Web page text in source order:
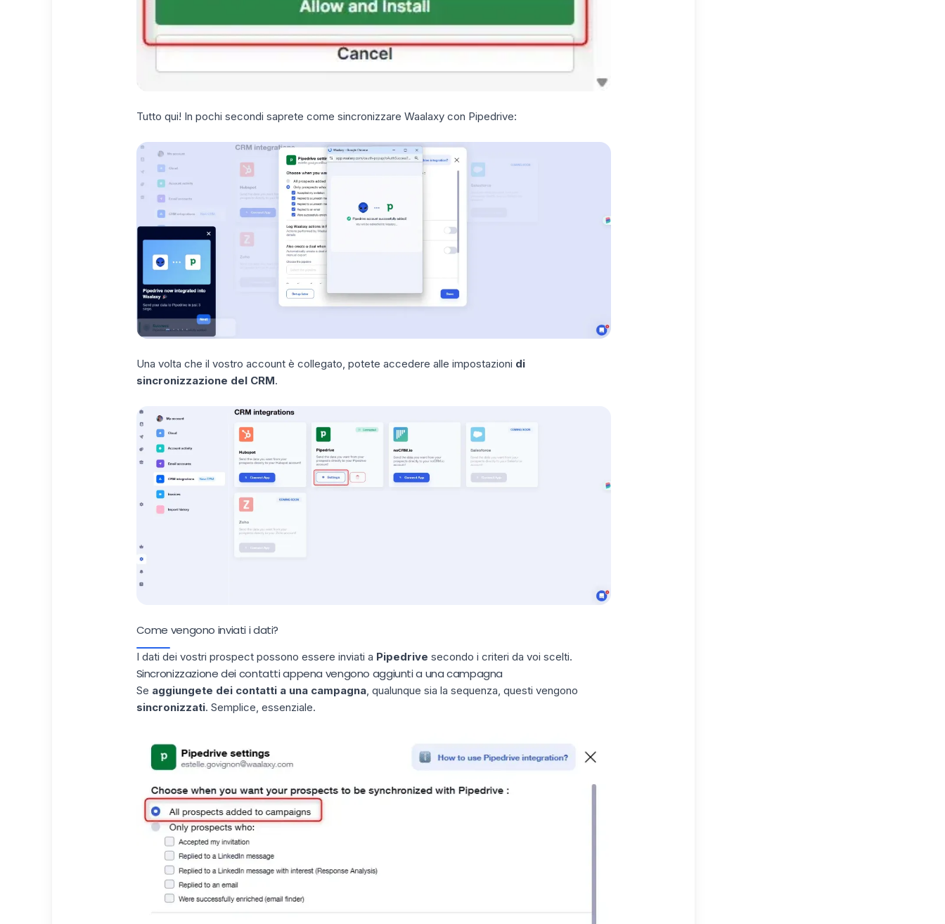
Tutto qui! In pochi secondi saprete come sincronizzare Waalaxy con Pipedrive:
Una volta che il vostro account è collegato, potete accedere alle impostazioni di
sincronizzazione del CRM.
Come vengono inviati i dati?
I dati dei vostri prospect possono essere inviati a Pipedrive secondo i criteri da voi scelti.
Sincronizzazione dei contatti appena vengono aggiunti a una campagna
Se aggiungete dei contatti a una campagna, qualunque sia la sequenza, questi vengono
sincronizzati. Semplice, essenziale.